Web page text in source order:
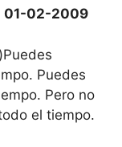
01-02-2009
Puedes
Pero no
el tiempo.